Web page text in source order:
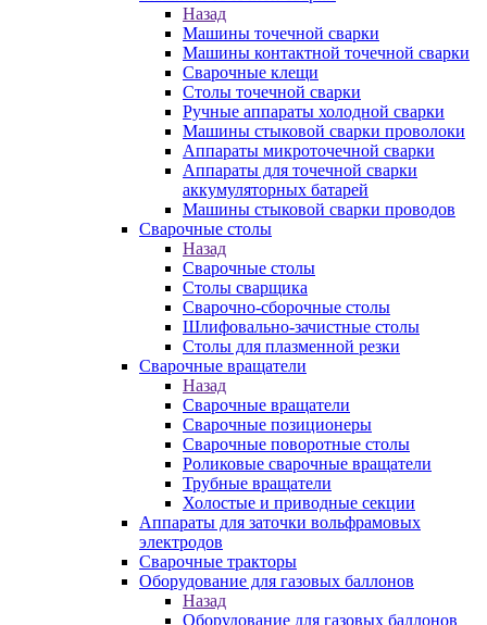
Назад
Машины точечной сварки
Машины контактной точечной сварки
Сварочные клещи
Столы точечной сварки
Ручные аппараты холодной сварки
Машины стыковой сварки проволоки
Аппараты микроточечной сварки
Аппараты для точечной сварки
аккумуляторных батарей
Машины стыковой сварки проводов
Сварочные столы
Назад
Сварочные столы
Столы сварщика
Сварочно-сборочные столы
Шлифовально-зачистные столы
Столы для плазменной резки
Сварочные вращатели
Назад
Сварочные вращатели
Сварочные позиционеры
Сварочные поворотные столы
Роликовые сварочные вращатели
Трубные вращатели
Холостые и приводные секции
Аппараты для заточки вольфрамовых
электродов
Сварочные тракторы
Оборудование для газовых баллонов
Назад
Оборудование для газовых баллонов